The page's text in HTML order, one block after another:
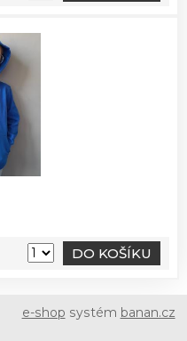
DO KOŠÍKU
e-shop systém banan.cz